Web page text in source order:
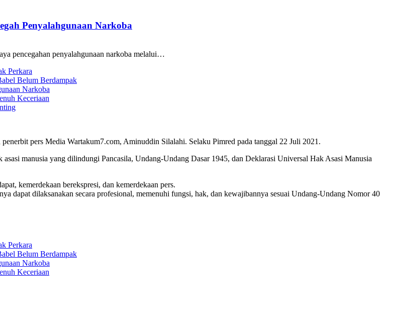
Penyalahgunaan Narkoba
pencegahan penyalahgunaan narkoba melalui…
Perkara
Belum Berdampak
Narkoba
Keceriaan
pers Media Wartakum7.com, Aminuddin Silalahi. Selaku Pimred pada tanggal 22 Juli 2021.
asasi manusia yang dilindungi Pancasila, Undang-Undang Dasar 1945, dan Deklarasi Universal Hak Asasi Manusia
kemerdekaan berekspresi, dan kemerdekaan pers.
dapat dilaksanakan secara profesional, memenuhi fungsi, hak, dan kewajibannya sesuai Undang-Undang Nomor 40
Perkara
Belum Berdampak
Narkoba
Keceriaan